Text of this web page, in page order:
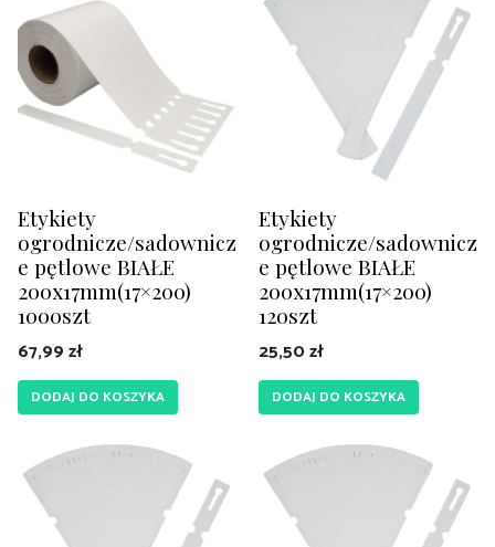
Etykiety
ogrodnicze/sadownicz
e pętlowe BIAŁE
200x17mm(17×200)
1000szt
67,99zł
DODAJ DO KOSZYKA
Etykiety
ogrodnicze/sadownicz
e pętlowe BIAŁE
200x17mm(17×200)
120szt
25,50zł
DODAJ DO KOSZYKA